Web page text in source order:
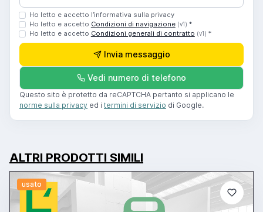
Ho letto e accetto l’informativa sulla privacy
Ho letto e accetto Condizioni di navigazione (v1) *
Ho letto e accetto Condizioni generali di contratto (v1) *
Invia messaggio
Vedi numero di telefono
Questo sito è protetto da reCAPTCHA pertanto si applicano le
norme sulla privacy ed i termini di servizio di Google.
ALTRI PRODOTTI SIMILI
usato